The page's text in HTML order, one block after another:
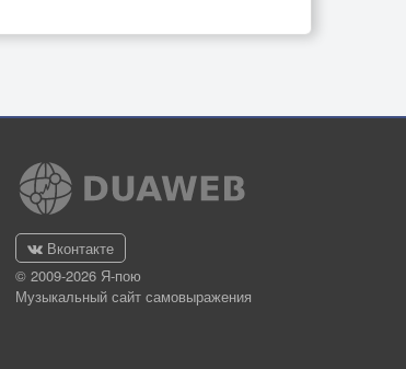
Вконтакте
© 2009-2026 Я-пою
Музыкальный сайт самовыражения